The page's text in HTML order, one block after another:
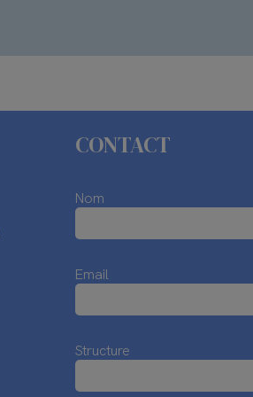
CONTACT
Nom
Email
Structure